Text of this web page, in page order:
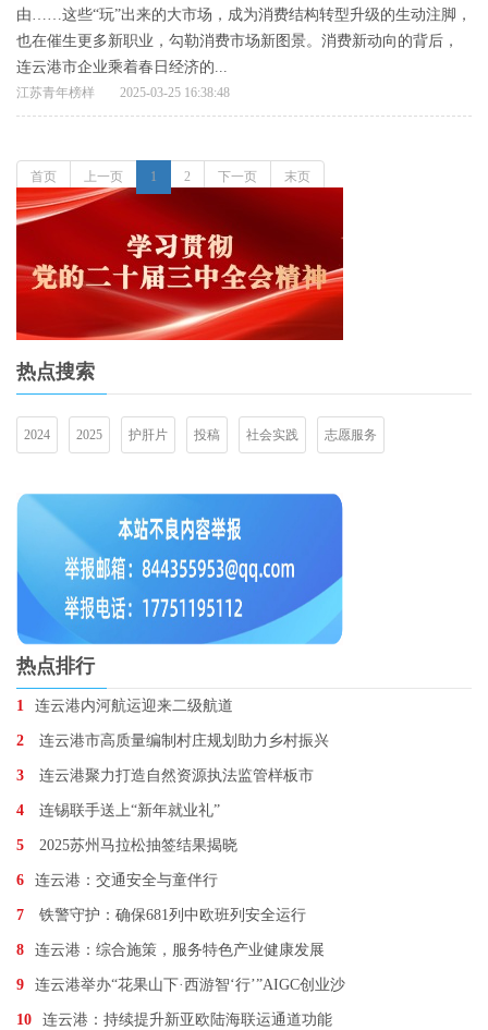
由……这些“玩”出来的大市场，成为消费结构转型升级的生动注脚，
也在催生更多新职业，勾勒消费市场新图景。消费新动向的背后，
连云港市企业乘着春日经济的...
江苏青年榜样 2025-03-25 16:38:48
首页 上一页 1 2 下一页 末页
热点搜索
2024 2025 护肝片 投稿 社会实践 志愿服务
热点排行
1 连云港内河航运迎来二级航道
2 连云港市高质量编制村庄规划助力乡村振兴
3 连云港聚力打造自然资源执法监管样板市
4 连锡联手送上“新年就业礼”
5 2025苏州马拉松抽签结果揭晓
6 连云港：交通安全与童伴行
7 铁警守护：确保681列中欧班列安全运行
8 连云港：综合施策，服务特色产业健康发展
9 连云港举办“花果山下·西游智‘行’”AIGC创业沙
10 连云港：持续提升新亚欧陆海联运通道功能